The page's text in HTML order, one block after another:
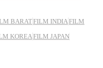
BARATFILM INDIAFILM
KOREAFILM JAPAN